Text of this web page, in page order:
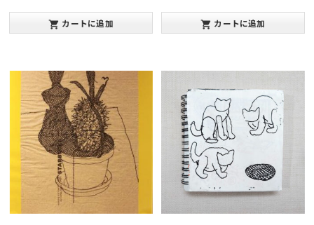
shopping_cart カートに追加 shopping_cart カートに追加